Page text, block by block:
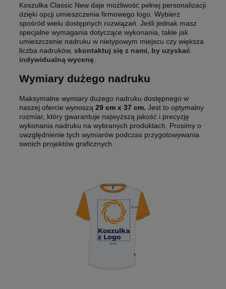
Koszulka Classic New daje możliwość pełnej personalizacji
dzięki opcji umieszczenia firmowego logo. Wybierz
spośród wielu dostępnych rozwiązań. Jeśli jednak masz
specjalne wymagania dotyczące wykonania, takie jak
umieszczenie nadruku w nietypowym miejscu czy większa
liczba nadruków, skontaktuj się z nami, by uzyskać
indywidualną wycenę
Wymiary dużego nadruku
Maksymalne wymiary dużego nadruku dostępnego w
naszej ofercie wynoszą 29 cm x 37 cm. Jest to optymalny
rozmiar, który gwarantuje najwyższą jakość i precyzję
wykonania nadruku na wybranych produktach. Prosimy o
uwzględnienie tych wymiarów podczas przygotowywania
swoich projektów graficznych.